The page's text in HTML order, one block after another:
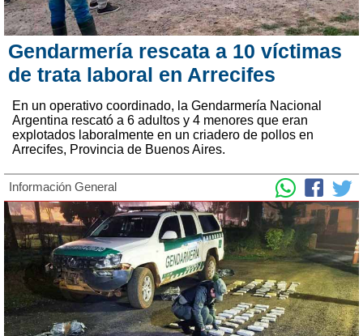
Gendarmería rescata a 10 víctimas
de trata laboral en Arrecifes
En un operativo coordinado, la Gendarmería Nacional
Argentina rescató a 6 adultos y 4 menores que eran
explotados laboralmente en un criadero de pollos en
Arrecifes, Provincia de Buenos Aires.
Información General